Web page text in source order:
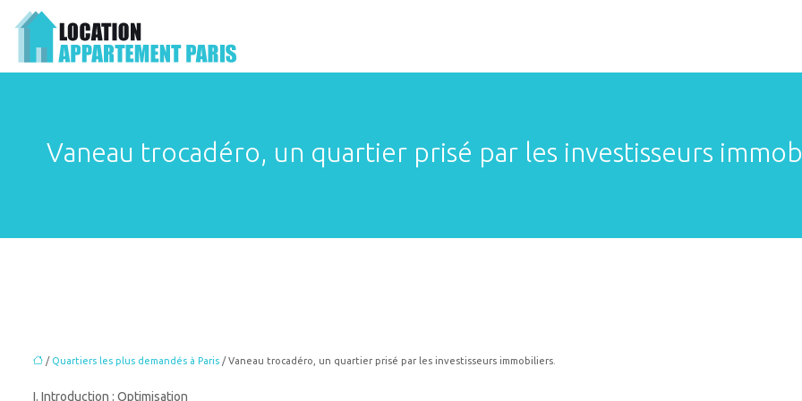
Vaneau trocadéro, un quartier prisé par les investisseurs
/ Quartiers les plus demandés à Paris / Vaneau trocadéro, un quartier prisé par les investisseurs immobiliers.
I. Introduction : Optimisation